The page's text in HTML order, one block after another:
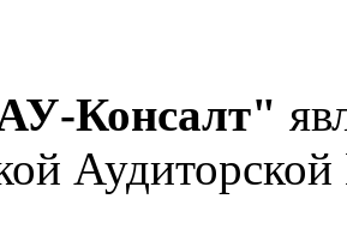
Консалт"